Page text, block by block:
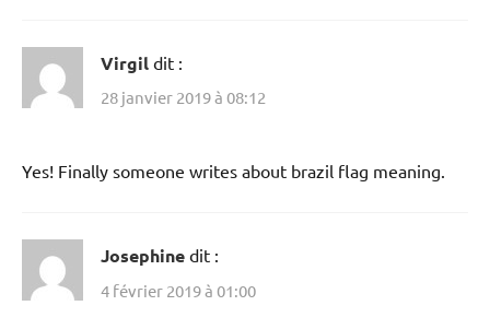
Virgil dit :
28 janvier 2019 à 08:12
Yes! Finally someone writes about brazil flag meaning.
Josephine dit :
4 février 2019 à 01:00